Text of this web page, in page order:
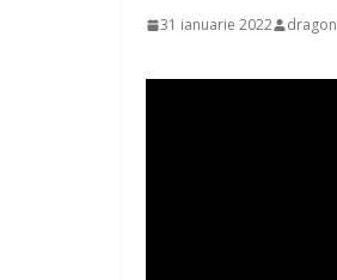
31 ianuarie 2022 dragon